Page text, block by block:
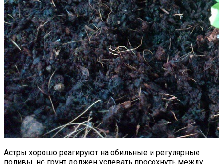
Астры хорошо реагируют на обильные и регулярные
поливы, но грунт должен успевать просохнуть между